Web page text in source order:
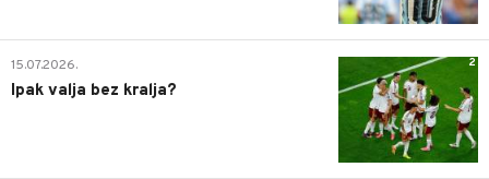
2
15.07.2026.
Ipak valja bez kralja?